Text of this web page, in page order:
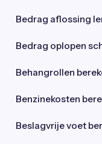
Bedrag aflossing
Bedrag oplopen
Behangrollen
Benzinekosten
Beslagvrije voet